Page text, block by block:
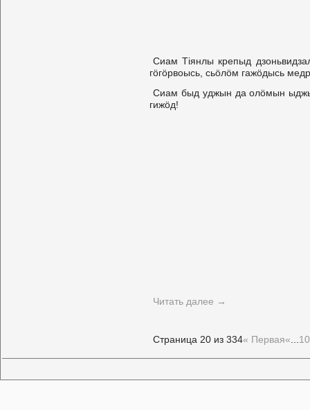
Сиам Тіянлы крепыд
гöгöpвоысь, сьöлöм гажöдысь
Сиам быд уджын да олöмын
гижöд!
Читать далее →
Страница 20 из 334« Первая« 10